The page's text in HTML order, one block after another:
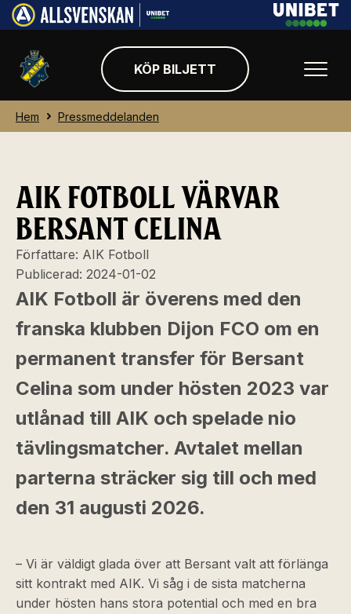
KÖP BILJETT
Hem Pressmeddelanden
AIK FOTBOLL VÄRVAR
BERSANT CELINA
Författare: AIK Fotboll
Publicerad: 2024-01-02
AIK Fotboll är överens med den
franska klubben Dijon FCO om en
permanent transfer för Bersant
Celina som under hösten 2023 var
utlånad till AIK och spelade nio
tävlingsmatcher. Avtalet mellan
parterna sträcker sig till och med
den 31 augusti 2026.
– Vi är väldigt glada över att Bersant valt att förlänga
sitt kontrakt med AIK. Vi såg i de sista matcherna
under hösten hans stora potential och med en bra